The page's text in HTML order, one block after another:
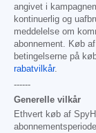
angivet i
kontinuerlig og
meddelelse om
abonnement. Køb
betingelserne på
rabatvilkår.
------
Generelle vilkår
Ethvert køb af